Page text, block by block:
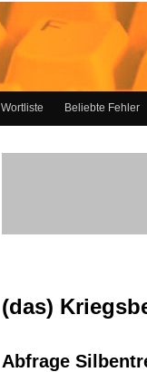
Wortliste Beliebte Fehler
(das)
Abfrage